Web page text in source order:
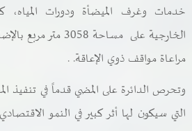
خدمات وغرف الميضأة ودورات المياه،
الخارجية على
مساحة 3058 متر
مراعاة مواقف ذوي الإعاقة..
وتحرص الدائرة على المضي قدماً في تنفيذ
التي سيكون لها أثر كبير في النمو